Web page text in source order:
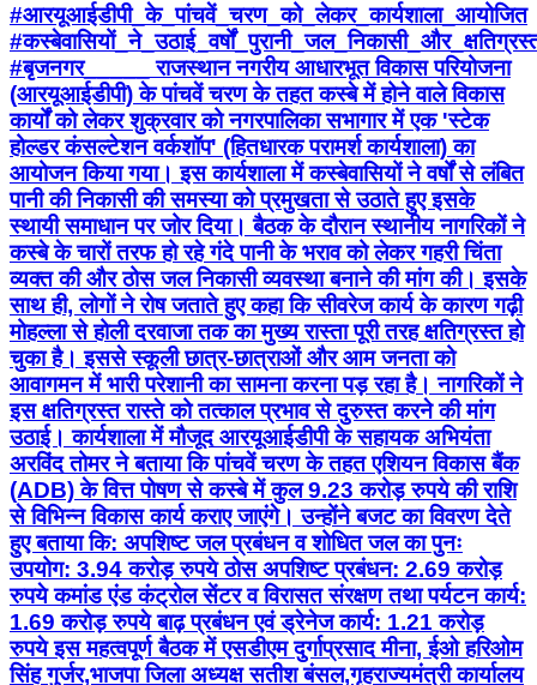
#आरयूआईडीपी_के_पांचवें_चरण_को_लेकर_कार्यशाला_आयोजित
#बृजनगर_____ राजस्थान नगरीय आधारभूत विकास परियोजना
(आरयूआईडीपी) के पांचवें चरण के तहत कस्बे में होने वाले विकास
कार्यों को लेकर शुक्रवार को नगरपालिका सभागार में एक 'स्टेक
होल्डर कंसल्टेशन वर्कशॉप' (हितधारक परामर्श कार्यशाला) का
आयोजन किया गया। इस कार्यशाला में कस्बेवासियों ने वर्षों से लंबित
पानी की निकासी की समस्या को प्रमुखता से उठाते हुए इसके
स्थायी समाधान पर जोर दिया। बैठक के दौरान स्थानीय नागरिकों ने
कस्बे के चारों तरफ हो रहे गंदे पानी के भराव को लेकर गहरी चिंता
व्यक्त की और ठोस जल निकासी व्यवस्था बनाने की मांग की। इसके
साथ ही, लोगों ने रोष जताते हुए कहा कि सीवरेज कार्य के कारण गढ़ी
मोहल्ला से होली दरवाजा तक का मुख्य रास्ता पूरी तरह क्षतिग्रस्त हो
चुका है। इससे स्कूली छात्र-छात्राओं और आम जनता को
आवागमन में भारी परेशानी का सामना करना पड़ रहा है। नागरिकों ने
इस क्षतिग्रस्त रास्ते को तत्काल प्रभाव से दुरुस्त करने की मांग
उठाई। कार्यशाला में मौजूद आरयूआईडीपी के सहायक अभियंता
अरविंद तोमर ने बताया कि पांचवें चरण के तहत एशियन विकास बैंक
(ADB) के वित्त पोषण से कस्बे में कुल 9.23 करोड़ रुपये की राशि
से विभिन्न विकास कार्य कराए जाएंगे। उन्होंने बजट का विवरण देते
हुए बताया कि: अपशिष्ट जल प्रबंधन व शोधित जल का पुनः
उपयोग: 3.94 करोड़ रुपये ठोस अपशिष्ट प्रबंधन: 2.69 करोड़
रुपये कमांड एंड कंट्रोल सेंटर व विरासत संरक्षण तथा पर्यटन कार्य:
1.69 करोड़ रुपये बाढ़ प्रबंधन एवं ड्रेनेज कार्य: 1.21 करोड़
रुपये इस महत्वपूर्ण बैठक में एसडीएम दुर्गाप्रसाद मीना, ईओ हरिओम
सिंह गुर्जर,भाजपा जिला अध्यक्ष सतीश बंसल,गृहराज्यमंत्री कार्यालय